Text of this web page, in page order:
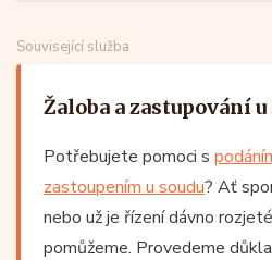
Související služba
Žaloba a zastupování u
Potřebujete pomoci s
zastoupením u soudu? Ať
nebo už je řízení dávno
pomůžeme. Provedeme